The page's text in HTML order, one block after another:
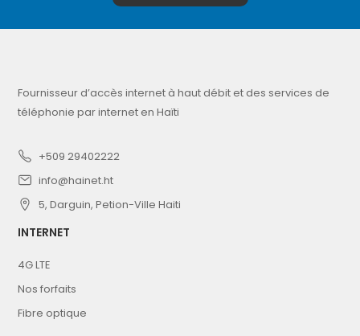
Fournisseur d’accès internet à haut débit et des services de
téléphonie par internet en Haïti
+509 29402222
info@hainet.ht
5, Darguin, Petion-Ville Haiti
INTERNET
4G LTE
Nos forfaits
Fibre optique